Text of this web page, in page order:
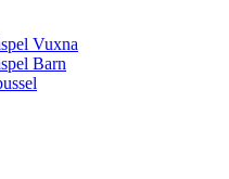
Vuxna
Barn